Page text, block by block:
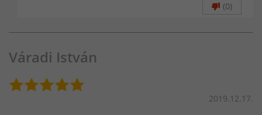
(0)
Váradi István
2019.12.17.